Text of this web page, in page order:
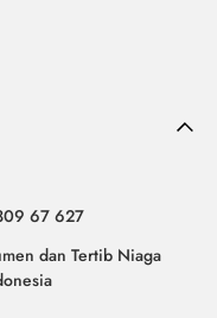
67 627
dan Tertib Niaga